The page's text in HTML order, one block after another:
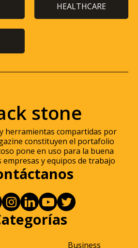
HEALTHCARE
stone
herramientas compartidas por
constituyen el portafolio
pone en uso para la buena
empresas y equipos de trabajo
Business